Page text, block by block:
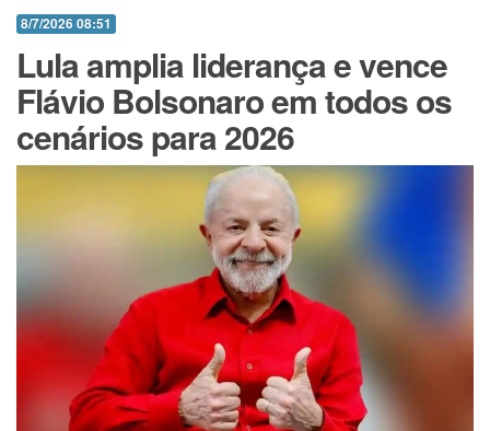
8/7/2026 08:51
Lula amplia liderança e vence
Flávio Bolsonaro em todos os
cenários para 2026